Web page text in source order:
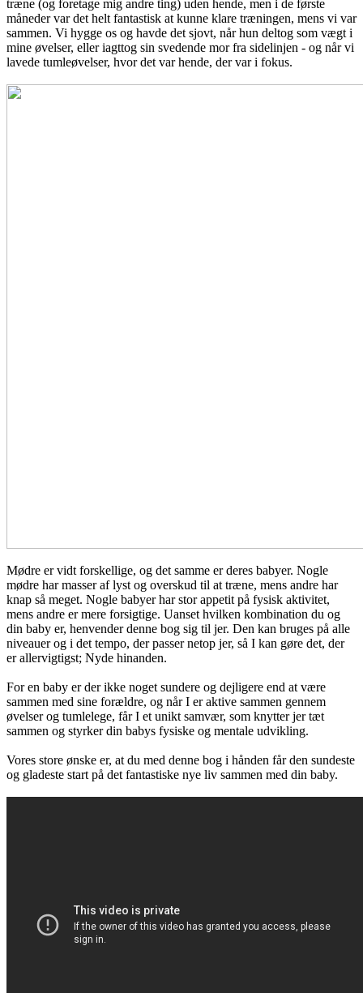
træne (og foretage mig andre ting) uden hende, men i de første
måneder var det helt fantastisk at kunne klare træningen, mens vi var
sammen. Vi hygge os og havde det sjovt, når hun deltog som vægt i
mine øvelser, eller iagttog sin svedende mor fra sidelinjen - og når vi
lavede tumleøvelser, hvor det var hende, der var i fokus.
Mødre er vidt forskellige, og det samme er deres babyer. Nogle
mødre har masser af lyst og overskud til at træne, mens andre har
knap så meget. Nogle babyer har stor appetit på fysisk aktivitet,
mens andre er mere forsigtige. Uanset hvilken kombination du og
din baby er, henvender denne bog sig til jer. Den kan bruges på alle
niveauer og i det tempo, der passer netop jer, så I kan gøre det, der
er allervigtigst; Nyde hinanden.
For en baby er der ikke noget sundere og dejligere end at være
sammen med sine forældre, og når I er aktive sammen gennem
øvelser og tumlelege, får I et unikt samvær, som knytter jer tæt
sammen og styrker din babys fysiske og mentale udvikling.
Vores store ønske er, at du med denne bog i hånden får den sundeste
og gladeste start på det fantastiske nye liv sammen med din baby.